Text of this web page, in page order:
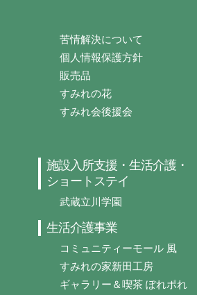
苦情解決について
個人情報保護方針
販売品
すみれの花
すみれ会後援会
施設入所支援・生活介護・
ショートステイ
武蔵立川学園
生活介護事業
コミュニティーモール 風
すみれの家新田工房
ギャラリー＆喫茶 ぽれポれ